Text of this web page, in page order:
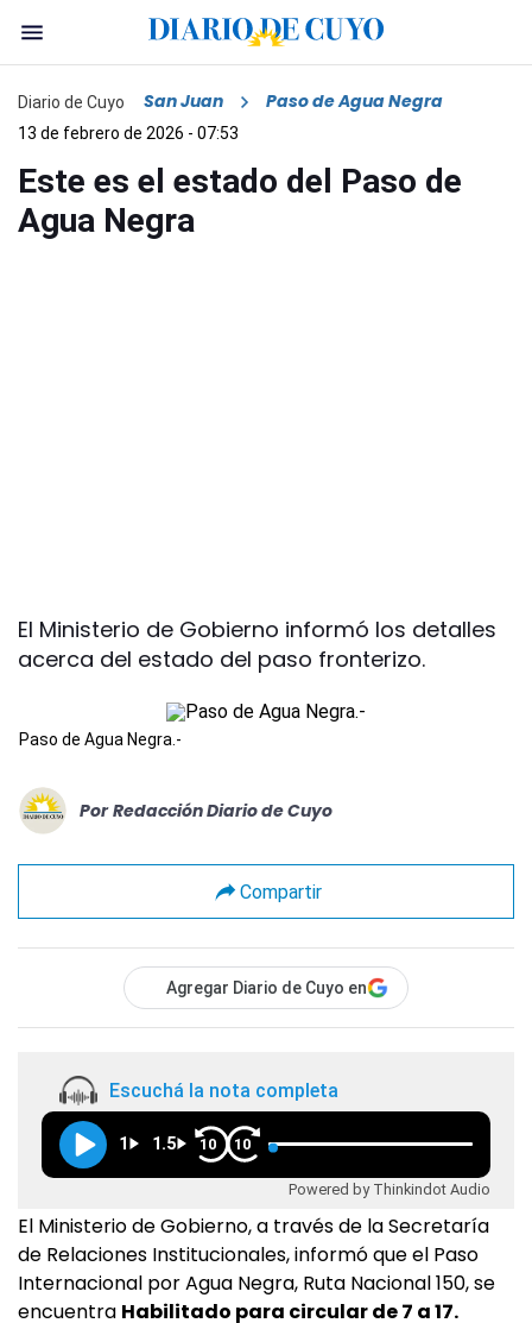
Diario de Cuyo San Juan Paso de Agua Negra
13 de febrero de 2026 - 07:53
Este es el estado del Paso de
Agua Negra
El Ministerio de Gobierno informó los detalles
acerca del estado del paso fronterizo.
Paso de Agua Negra.-
Por Redacción Diario de Cuyo
Compartir
Agregar Diario de Cuyo en
Escuchá la nota completa
1 1.5 10 10
Powered by Thinkindot Audio
El Ministerio de Gobierno, a través de la Secretaría
de Relaciones Institucionales, informó que el Paso
Internacional por Agua Negra, Ruta Nacional 150, se
encuentra Habilitado para circular de 7 a 17.